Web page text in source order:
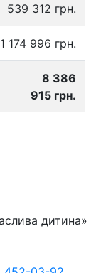
539 312 грн.
1 174 996 грн.
8 386
915 грн.
дитина»